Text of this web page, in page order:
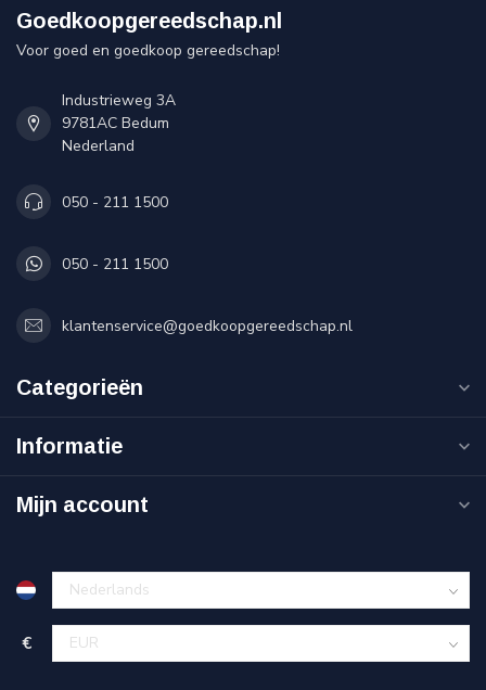
Goedkoopgereedschap.nl
Voor goed en goedkoop gereedschap!
Industrieweg 3A
9781AC Bedum
Nederland
050 - 211 1500
050 - 211 1500
klantenservice@goedkoopgereedschap.nl
Categorieën
Informatie
Mijn account
€